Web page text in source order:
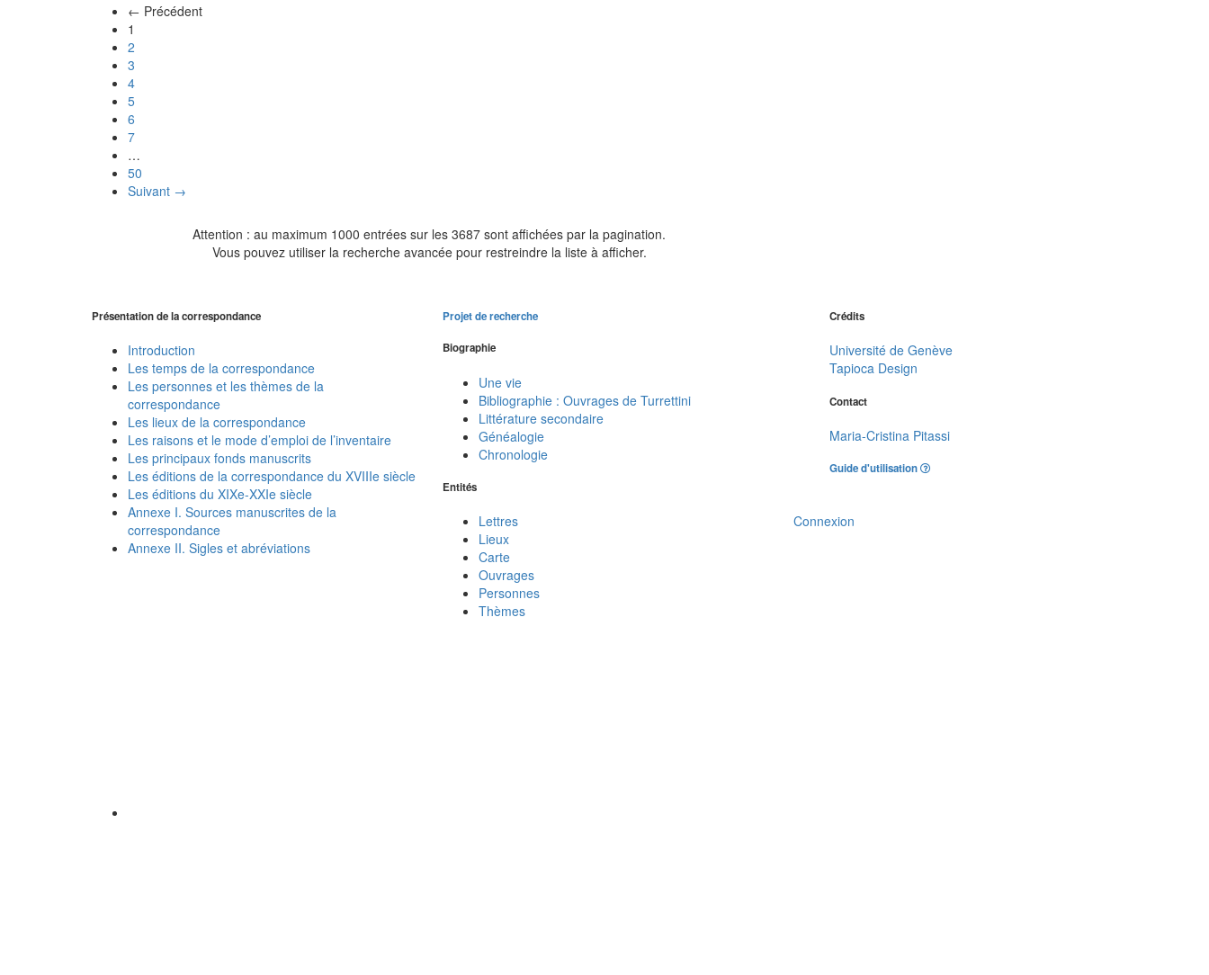
← Précédent
1
2
3
4
5
6
7
…
50
Suivant →
Attention : au maximum 1000 entrées sur les 3687 sont affichées par la pagination.
Vous pouvez utiliser la recherche avancée pour restreindre la liste à afficher.
Présentation de la correspondance
Introduction
Les temps de la correspondance
Les personnes et les thèmes de la
correspondance
Les lieux de la correspondance
Les raisons et le mode d’emploi de l’inventaire
Les principaux fonds manuscrits
Les éditions de la correspondance du XVIIIe siècle
Les éditions du XIXe-XXIe siècle
Annexe I. Sources manuscrites de la
correspondance
Annexe II. Sigles et abréviations
Projet de recherche
Biographie
Une vie
Bibliographie : Ouvrages de Turrettini
Littérature secondaire
Généalogie
Chronologie
Entités
Lettres
Lieux
Carte
Ouvrages
Personnes
Thèmes
Crédits
Université de Genève
Tapioca Design
Contact
Maria-Cristina Pitassi
Guide d'utilisation
Connexion